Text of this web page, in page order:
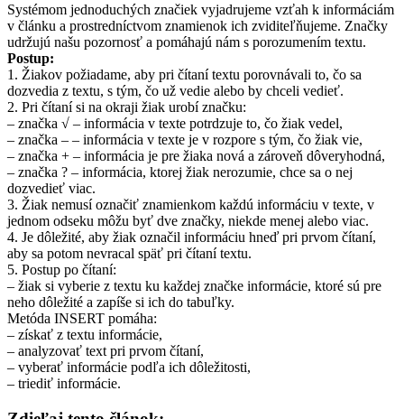
Systémom jednoduchých značiek vyjadrujeme vzťah k informáciám
v článku a prostredníctvom znamienok ich zviditeľňujeme. Značky
udržujú našu pozornosť a pomáhajú nám s porozumením textu.
Postup:
1. Žiakov požiadame, aby pri čítaní textu porovnávali to, čo sa
dozvedia z textu, s tým, čo už vedie alebo by chceli vedieť.
2. Pri čítaní si na okraji žiak urobí značku:
– značka √ – informácia v texte potrdzuje to, čo žiak vedel,
– značka – – informácia v texte je v rozpore s tým, čo žiak vie,
– značka + – informácia je pre žiaka nová a zároveň dôveryhodná,
– značka ? – informácia, ktorej žiak nerozumie, chce sa o nej
dozvedieť viac.
3. Žiak nemusí označiť znamienkom každú informáciu v texte, v
jednom odseku môžu byť dve značky, niekde menej alebo viac.
4. Je dôležité, aby žiak označil informáciu hneď pri prvom čítaní,
aby sa potom nevracal späť pri čítaní textu.
5. Postup po čítaní:
– žiak si vyberie z textu ku každej značke informácie, ktoré sú pre
neho dôležité a zapíše si ich do tabuľky.
Metóda INSERT pomáha:
– získať z textu informácie,
– analyzovať text pri prvom čítaní,
– vyberať informácie podľa ich dôležitosti,
– triediť informácie.